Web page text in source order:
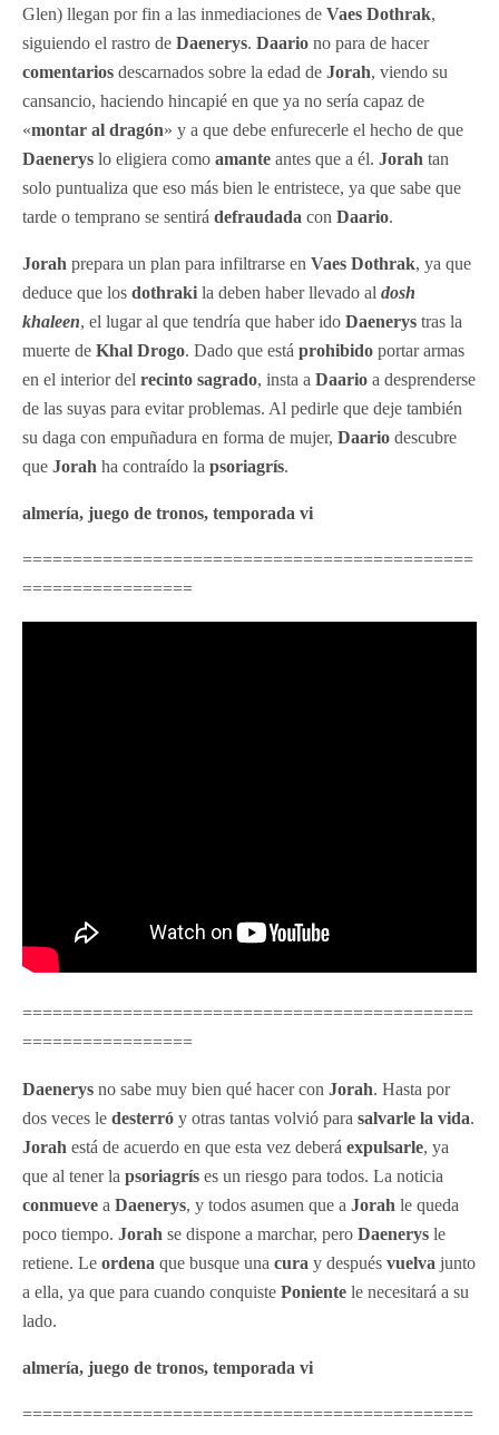
Glen) llegan por fin a las inmediaciones de Vaes Dothrak,
siguiendo el rastro de Daenerys. Daario no para de hacer
comentarios descarnados sobre la edad de Jorah, viendo su
cansancio, haciendo hincapié en que ya no sería capaz de
«montar al dragón» y a que debe enfurecerle el hecho de que
Daenerys lo eligiera como amante antes que a él. Jorah tan
solo puntualiza que eso más bien le entristece, ya que sabe que
tarde o temprano se sentirá defraudada con Daario.
Jorah prepara un plan para infiltrarse en Vaes Dothrak, ya que
deduce que los dothraki la deben haber llevado al dosh
khaleen, el lugar al que tendría que haber ido Daenerys tras la
muerte de Khal Drogo. Dado que está prohibido portar armas
en el interior del recinto sagrado, insta a Daario a desprenderse
de las suyas para evitar problemas. Al pedirle que deje también
su daga con empuñadura en forma de mujer, Daario descubre
que Jorah ha contraído la psoriagrís.
almería, juego de tronos, temporada vi
=============================================
=================
=============================================
=================
Daenerys no sabe muy bien qué hacer con Jorah. Hasta por
dos veces le desterró y otras tantas volvió para salvarle la vida.
Jorah está de acuerdo en que esta vez deberá expulsarle, ya
que al tener la psoriagrís es un riesgo para todos. La noticia
conmueve a Daenerys, y todos asumen que a Jorah le queda
poco tiempo. Jorah se dispone a marchar, pero Daenerys le
retiene. Le ordena que busque una cura y después vuelva junto
a ella, ya que para cuando conquiste Poniente le necesitará a su
lado.
almería, juego de tronos, temporada vi
=============================================